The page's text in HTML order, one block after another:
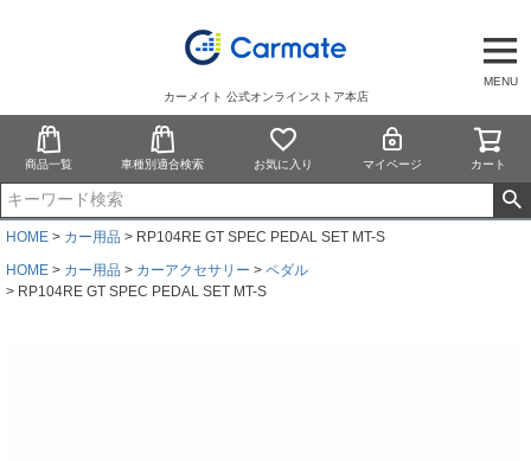
MENU
カーメイト 公式オンラインストア本店
商品一覧 車種別適合検索 お気に入り マイページ カート
HOME カー用品
RP104RE GT SPEC PEDAL SET MT-S
HOME
カー用品 カーアクセサリー
ペダル
RP104RE GT SPEC PEDAL SET MT-S